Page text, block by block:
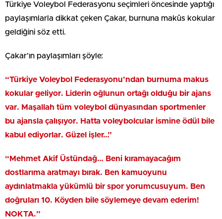
Türkiye Voleybol Federasyonu seçimleri öncesinde yaptığı
paylaşımlarla dikkat çeken Çakar, burnuna makûs kokular
geldiğini söz etti.
Çakar’ın paylaşımları şöyle:
“Türkiye Voleybol Federasyonu’ndan burnuma makus
kokular geliyor. Liderin oğlunun ortağı olduğu bir ajans
var. Maşallah tüm voleybol dünyasından sportmenler
bu ajansla çalışıyor. Hatta voleybolcular ismine ödül bile
kabul ediyorlar. Güzel işler…”
“Mehmet Akif Üstündağ… Beni kıramayacağım
dostlarıma aratmayı bırak. Ben kamuoyunu
aydınlatmakla yükümlü bir spor yorumcusuyum. Ben
doğruları 10. Köyden bile söylemeye devam ederim!
NOKTA.”